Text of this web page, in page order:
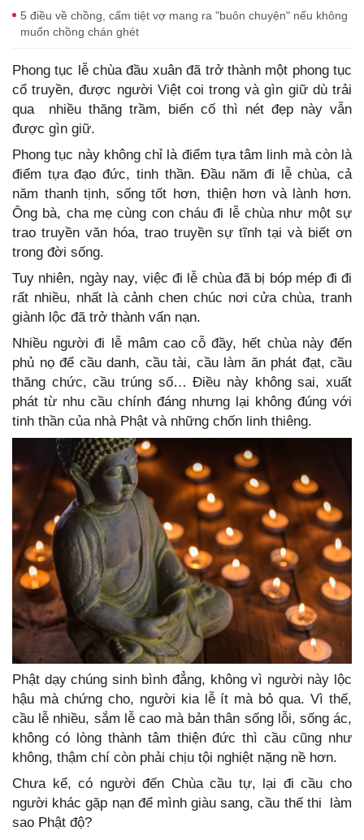
5 điều về chồng, cấm tiệt vợ mang ra "buôn chuyện" nếu không
muốn chồng chán ghét
Phong tục lễ chùa đầu xuân đã trở thành một phong tục
cổ truyền, được người Việt coi trong và gìn giữ dù trải
qua nhiều thăng trầm, biến cố thì nét đẹp này vẫn
được gìn giữ.
Phong tục này không chỉ là điểm tựa tâm linh mà còn là
điểm tựa đạo đức, tinh thần. Đầu năm đi lễ chùa, cả
năm thanh tịnh, sống tốt hơn, thiện hơn và lành hơn.
Ông bà, cha mẹ cùng con cháu đi lễ chùa như một sự
trao truyền văn hóa, trao truyền sự tĩnh tại và biết ơn
trong đời sống.
Tuy nhiên, ngày nay, việc đi lễ chùa đã bị bóp mép đi đi
rất nhiều, nhất là cảnh chen chúc nơi cửa chùa, tranh
giành lộc đã trở thành vấn nạn.
Nhiều người đi lễ mâm cao cỗ đầy, hết chùa này đến
phủ nọ để cầu danh, cầu tài, cầu làm ăn phát đạt, cầu
thăng chức, cầu trúng số… Điều này không sai, xuất
phát từ nhu cầu chính đáng nhưng lại không đúng với
tinh thần của nhà Phật và những chốn linh thiêng.
Phật dạy chúng sinh bình đẳng, không vì người này lộc
hậu mà chứng cho, người kia lễ ít mà bỏ qua. Vì thế,
cầu lễ nhiều, sắm lễ cao mà bản thân sống lỗi, sống ác,
không có lòng thành tâm thiện đức thì cầu cũng như
không, thậm chí còn phải chịu tội nghiệt nặng nề hơn.
Chưa kể, có người đến Chùa cầu tự, lại đi cầu cho
người khác gặp nạn để mình giàu sang, cầu thế thi làm
sao Phật độ?